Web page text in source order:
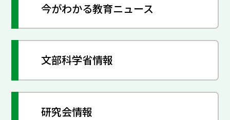
今がわかる教育ニュース
文部科学省情報
研究会情報